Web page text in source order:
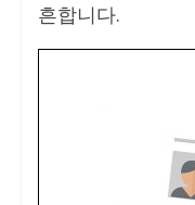
흔합니다.